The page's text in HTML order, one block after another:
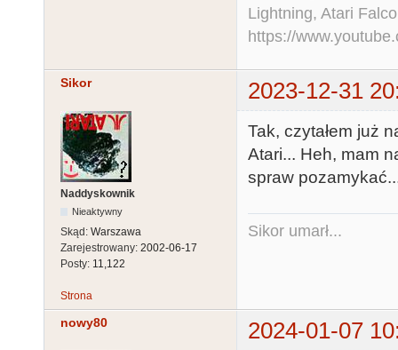
Lightning, Atari
https://
Sikor 2023-12-31
Naddyskownik
Nieaktywny
Skąd: Warszawa
Zarejestrowany: 2002-06-17
Posty: 11,122
Tak, czytałem już
Atari... Heh, mam
spraw
Sikor umarł...
Strona
nowy80 2024-01-07